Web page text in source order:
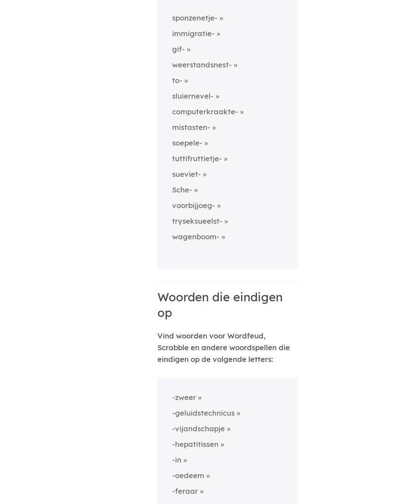
sponzenetje-
immigratie-
gif-
weerstandsnest-
to-
sluiernevel-
computerkraakte-
mistasten-
soepele-
tuttifruttietje-
sueviet-
Sche-
voorbijjoeg-
tryseksueelst-
wagenboom-
Woorden die eindigen
op
Vind woorden voor Wordfeud,
Scrabble en andere woordspellen die
eindigen op de volgende letters:
-zweer
-geluidstechnicus
-vijandschapje
-hepatitissen
-in
-oedeem
-feraar